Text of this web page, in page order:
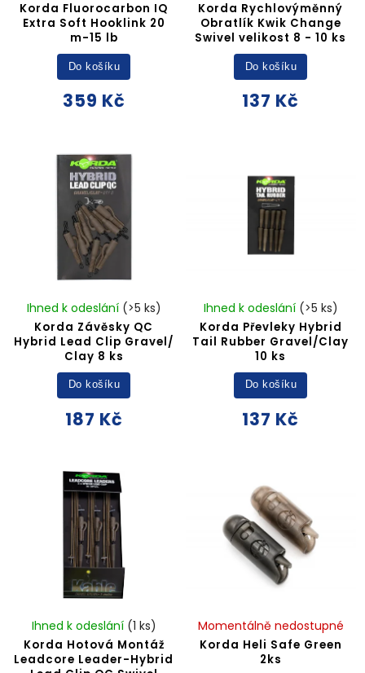
Korda Fluorocarbon IQ
Extra Soft Hooklink 20
m-15 lb
359 Kč
Do košíku
Korda Rychlovýměnný
Obratlík Kwik Change
Swivel velikost 8 - 10 ks
137 Kč
Do košíku
Korda Závěsky QC
Hybrid Lead Clip Gravel/
Clay 8 ks
Ihned k odeslání (>5 ks)
187 Kč
Do košíku
Korda Převleky Hybrid
Tail Rubber Gravel/Clay
10 ks
Ihned k odeslání (>5 ks)
137 Kč
Do košíku
Korda Hotová Montáž
Leadcore Leader-Hybrid
Ihned k odeslání (1 ks)
Korda Heli Safe Green
2ks
Momentálně nedostupné